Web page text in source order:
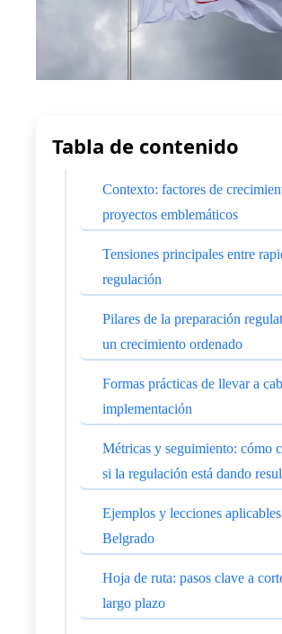
Tabla de contenido
Contexto: factores de
proyectos emblemáticos
Tensiones principales entre
regulación
Pilares de la preparación
un crecimiento ordenado
Formas prácticas de llevar a
implementación
Métricas y seguimiento: cómo
si la regulación está dando
Ejemplos y lecciones aplicables
Belgrado
Hoja de ruta: pasos clave a
largo plazo